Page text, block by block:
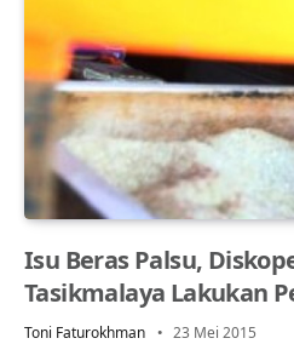
Isu Beras Palsu,
Tasikmalaya Lakukan
Toni Faturokhman 23 Mei 2015